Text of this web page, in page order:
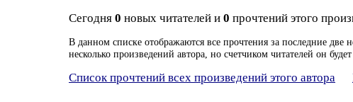
Сегодня 0 новых читателей и 0 прочтений этого
В данном списке отображаются все прочтения за последние две
несколько произведений автора, но счетчиком читателей он
Список прочтений всех произведений этого автора